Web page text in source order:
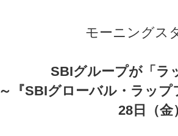
モーニングス
SBIグループが「ラ
～『SBIグローバル・ラッ
28日（金